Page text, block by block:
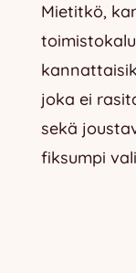
Mietitkö,
joka ei
sekä
fiksumpi